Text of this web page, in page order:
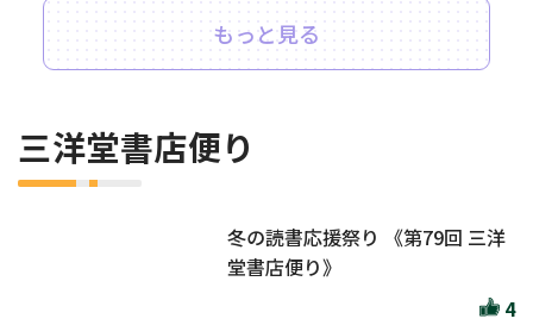
もっと見る
三洋堂書店便り
冬の読書応援祭り 《第79回 三洋
堂書店便り》
4